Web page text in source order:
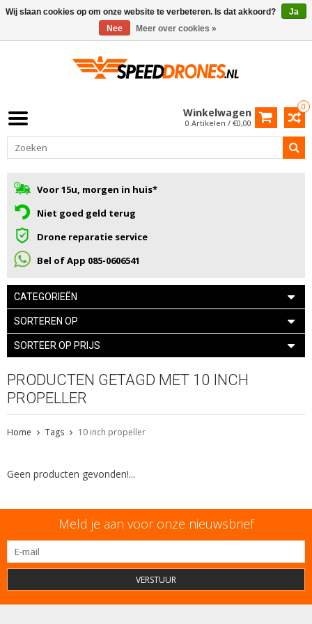
0
Winkelwagen
0 Artikelen / €0,00
Voor 15u, morgen in huis*
Niet goed geld terug
Drone reparatie service
Bel of App 085-0606541
CATEGORIEËN
SORTEREN OP
SORTEER OP PRIJS
PRODUCTEN GETAGD MET 10 INCH
PROPELLER
Home Tags 10 inch propeller
Geen producten gevonden!...
Meld je aan voor onze nieuwsbrief
VERSTUUR
Wij slaan cookies op om onze website te verbeteren. Is dat akkoord?
Ja
Nee
Meer over cookies »